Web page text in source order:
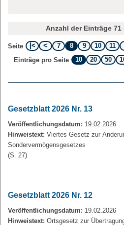
Anzahl der Einträge 71
Seite 7 8 9 10
11
Einträge pro Seite
10 20 50
Gesetzblatt 2026 Nr. 13
Veröffentlichungsdatum: 19.02.2026
Hinweistext: Viertes Gesetz zur
Sondervermögensgesetzes
(S. 27)
Gesetzblatt 2026 Nr. 12
Veröffentlichungsdatum: 19.02.2026
Hinweistext: Ortsgesetz zur